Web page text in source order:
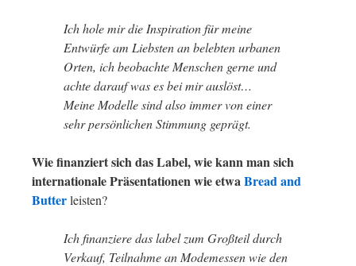
Ich hole mir die Inspiration für meine
Entwürfe am Liebsten an belebten urbanen
Orten, ich beobachte Menschen gerne und
achte darauf was es bei mir auslöst…
Meine Modelle sind also immer von einer
sehr persönlichen Stimmung geprägt.
Wie finanziert sich das Label, wie kann man sich
internationale Präsentationen wie etwaBread and
Butterleisten?
Ich finanziere das label zum Großteil durch
Verkauf, Teilnahme an Modemessen wie den